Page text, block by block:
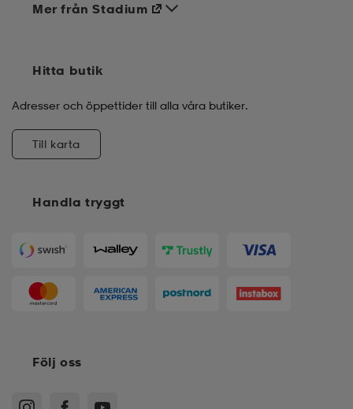
Handla tryggt
Mer från Stadium
Hitta butik
Adresser och öppettider till alla våra butiker.
Till karta
Följ oss